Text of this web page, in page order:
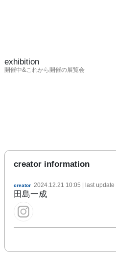
exhibition
開催中&これから開催の展覧会
creator information
creator 2024.12.21 10:05 | last update
田島一成